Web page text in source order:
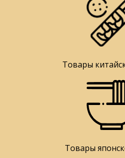
Товары
Товары